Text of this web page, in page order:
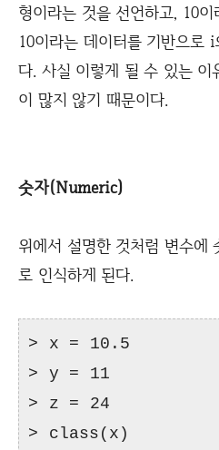
형이라는 것을 선언하고, 10
10이라는 데이터를 기반으로
다. 사실 이렇게 될 수 있는 이
이 많지 않기 때문이다.
숫자(Numeric)
위에서 설명한 것처럼 변수에
로 인식하게 된다.
> x = 10.5
> y = 11
> z = 24
> class(x)